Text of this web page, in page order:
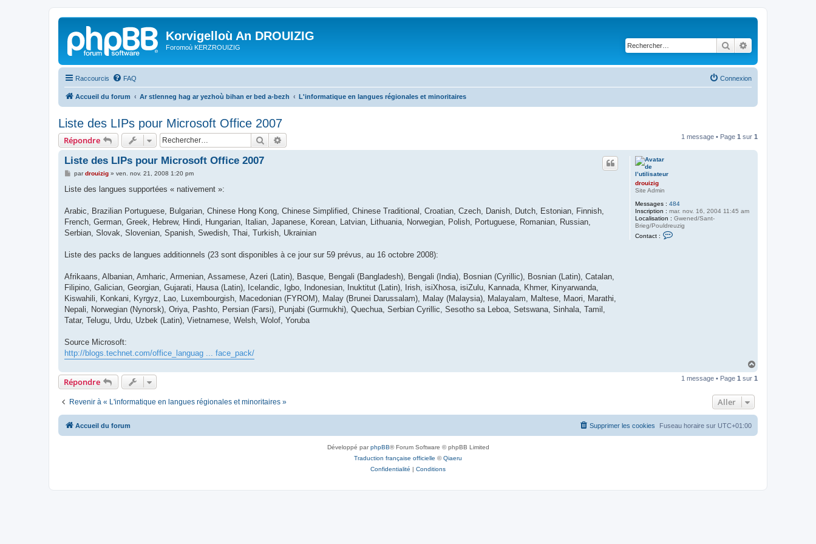
Korvigelloù An DROUIZIG
Foromoù KERZROUIZIG Rechercher
Raccourcis FAQ Connexion
Accueil du forum Ar stlenneg hag ar yezhoù bihan er bed a-bezh L'informatique en langues régionales et minoritaires
Liste des LIPs pour Microsoft Office 2007
Répondre Rechercher 1 message • Page 1 sur 1
drouizig
Site Admin
Messages : 484
Inscription : mar. nov. 16, 2004 11:45 am
Localisation : Gwened/Sant-
Brieg/Pouldreuzig
Contact :
Liste des LIPs pour Microsoft Office 2007
M
s
g
pardrouizig» ven. nov. 21, 2008 1:20 pm
Liste des langues supportées « nativement »:
Arabic, Brazilian Portuguese, Bulgarian, Chinese Hong Kong, Chinese Simplified, Chinese Traditional, Croatian, Czech, Danish, Dutch, Estonian, Finnish,
French, German, Greek, Hebrew, Hindi, Hungarian, Italian, Japanese, Korean, Latvian, Lithuania, Norwegian, Polish, Portuguese, Romanian, Russian,
Serbian, Slovak, Slovenian, Spanish, Swedish, Thai, Turkish, Ukrainian
Liste des packs de langues additionnels (23 sont disponibles à ce jour sur 59 prévus, au 16 octobre 2008):
Afrikaans, Albanian, Amharic, Armenian, Assamese, Azeri (Latin), Basque, Bengali (Bangladesh), Bengali (India), Bosnian (Cyrillic), Bosnian (Latin), Catalan,
Filipino, Galician, Georgian, Gujarati, Hausa (Latin), Icelandic, Igbo, Indonesian, Inuktitut (Latin), Irish, isiXhosa, isiZulu, Kannada, Khmer, Kinyarwanda,
Kiswahili, Konkani, Kyrgyz, Lao, Luxembourgish, Macedonian (FYROM), Malay (Brunei Darussalam), Malay (Malaysia), Malayalam, Maltese, Maori, Marathi,
Nepali, Norwegian (Nynorsk), Oriya, Pashto, Persian (Farsi), Punjabi (Gurmukhi), Quechua, Serbian Cyrillic, Sesotho sa Leboa, Setswana, Sinhala, Tamil,
Tatar, Telugu, Urdu, Uzbek (Latin), Vietnamese, Welsh, Wolof, Yoruba
Source Microsoft:
http://blogs.technet.com/office_languag ... face_pack/
u
Répondre 1 message • Page 1 sur 1
Revenir à « L'informatique en langues régionales et minoritaires » Aller
Accueil du forum Fuseau horaire sur UTC+01:00
Supprimer les cookies
Développé parphpBB® Forum Software © phpBB Limited
Traduction française officielle ©Qiaeru
Confidentialité | Conditions